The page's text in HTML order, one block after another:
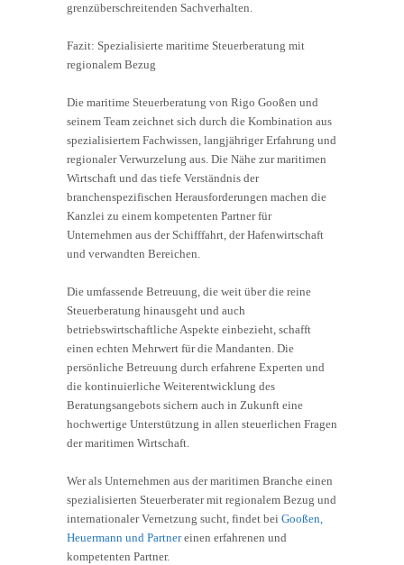
grenzüberschreitenden Sachverhalten.
Fazit: Spezialisierte maritime Steuerberatung mit
regionalem Bezug
Die maritime Steuerberatung von Rigo Gooßen und
seinem Team zeichnet sich durch die Kombination aus
spezialisiertem Fachwissen, langjähriger Erfahrung und
regionaler Verwurzelung aus. Die Nähe zur maritimen
Wirtschaft und das tiefe Verständnis der
branchenspezifischen Herausforderungen machen die
Kanzlei zu einem kompetenten Partner für
Unternehmen aus der Schifffahrt, der Hafenwirtschaft
und verwandten Bereichen.
Die umfassende Betreuung, die weit über die reine
Steuerberatung hinausgeht und auch
betriebswirtschaftliche Aspekte einbezieht, schafft
einen echten Mehrwert für die Mandanten. Die
persönliche Betreuung durch erfahrene Experten und
die kontinuierliche Weiterentwicklung des
Beratungsangebots sichern auch in Zukunft eine
hochwertige Unterstützung in allen steuerlichen Fragen
der maritimen Wirtschaft.
Wer als Unternehmen aus der maritimen Branche einen
spezialisierten Steuerberater mit regionalem Bezug und
internationaler Vernetzung sucht, findet bei Gooßen,
Heuermann und Partnereinen erfahrenen und
kompetenten Partner.